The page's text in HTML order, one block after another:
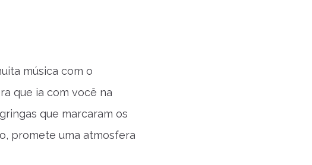
música com o
que ia com você na
que marcaram os
promete uma atmosfera